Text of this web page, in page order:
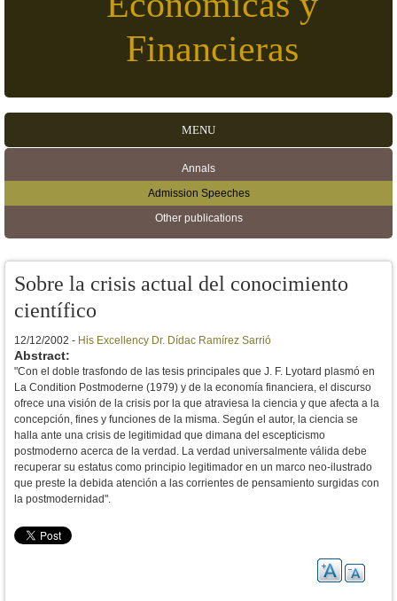
Financieras
MENU
Secondary menu
Annals
Admission Speeches
Other publications
Sobre la crisis actual del conocimiento
científico
12/12/2002 - His Excellency Dr. Dídac Ramírez Sarrió
Abstract:
"Con el doble trasfondo de las tesis principales que J. F. Lyotard plasmó en
La Condition Postmoderne (1979) y de la economía financiera, el discurso
ofrece una visión de la crisis por la que atraviesa la ciencia y que afecta a la
concepción, fines y funciones de la misma. Según el autor, la ciencia se
halla ante una crisis de legitimidad que dimana del escepticismo
postmoderno acerca de la verdad. La verdad universalmente válida debe
recuperar su estatus como principio legitimador en un marco neo-ilustrado
que preste la debida atención a las corrientes de pensamiento surgidas con
la postmodernidad".